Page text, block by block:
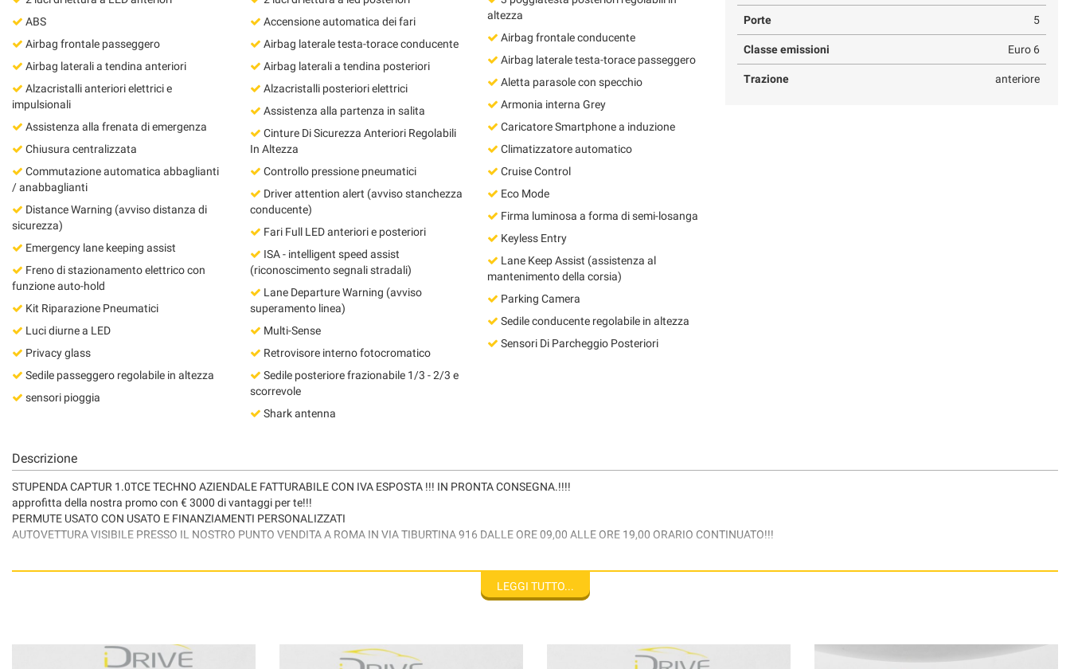
ABS
Airbag frontale passeggero
Airbag laterali a tendina anteriori
Alzacristalli anteriori elettrici e
impulsionali
Assistenza alla frenata di emergenza
Chiusura centralizzata
Commutazione automatica abbaglianti
/ anabbaglianti
Distance Warning (avviso distanza di
sicurezza)
Emergency lane keeping assist
Freno di stazionamento elettrico con
funzione auto-hold
Kit Riparazione Pneumatici
Luci diurne a LED
Privacy glass
Sedile passeggero regolabile in altezza
sensori pioggia
Accensione automatica dei fari
Airbag laterale testa-torace conducente
Airbag laterali a tendina posteriori
Alzacristalli posteriori elettrici
Assistenza alla partenza in salita
Cinture Di Sicurezza Anteriori Regolabili
In Altezza
Controllo pressione pneumatici
Driver attention alert (avviso stanchezza
conducente)
Fari Full LED anteriori e posteriori
ISA - intelligent speed assist
(riconoscimento segnali stradali)
Lane Departure Warning (avviso
superamento linea)
Multi-Sense
Retrovisore interno fotocromatico
Sedile posteriore frazionabile 1/3 - 2/3 e
scorrevole
Shark antenna
altezza
Airbag frontale conducente
Airbag laterale testa-torace passeggero
Aletta parasole con specchio
Armonia interna Grey
Caricatore Smartphone a induzione
Climatizzatore automatico
Cruise Control
Eco Mode
Firma luminosa a forma di semi-losanga
Keyless Entry
Lane Keep Assist (assistenza al
mantenimento della corsia)
Parking Camera
Sedile conducente regolabile in altezza
Sensori Di Parcheggio Posteriori
Porte 5
Classe emissioni Euro 6
Trazione anteriore
Descrizione
STUPENDA CAPTUR 1.0TCE TECHNO AZIENDALE FATTURABILE CON IVA ESPOSTA !!! IN PRONTA CONSEGNA.!!!!
approfitta della nostra promo con € 3000 di vantaggi per te!!!
PERMUTE USATO CON USATO E FINANZIAMENTI PERSONALIZZATI
AUTOVETTURA VISIBILE PRESSO IL NOSTRO PUNTO VENDITA A ROMA IN VIA TIBURTINA 916 DALLE ORE 09,00 ALLE ORE 19,00 ORARIO CONTINUATO!!!
POSSIBILITA' INSTALLAZIONE IMPIANTO GPL UFFICIALE LANDI RENZO CON 24 MESI DI GARANZIA AL COSTO DI €1200
le informazioni consultate non corrispondono alle caratteristiche del mezzo. La correttezza delle informazioni può essere verificata in sede o contattando un consulente alle vendite. Si prega pertanto di verificare,
con i nostri consulenti dedicati, la coerenza dei dati descritti.
LEGGI TUTTO...
questi
di
tracciamento
rimanda
alla
cookie
policy.
rivedere
e
modificare
le
scelte
in
qualsiasi
momento.
Cookie delle preferenze
Cookie per il miglioramento dell'esperienza utente